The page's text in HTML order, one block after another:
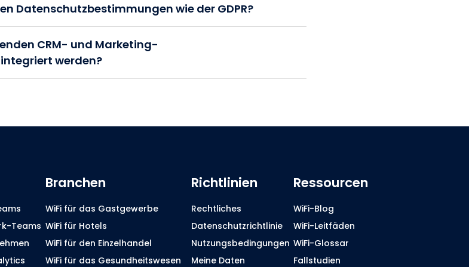
Datenschutzbestimmungen wie der GDPR?
CRM- und Marketing-
werden?
Teams
Branchen
WiFi für das Gastgewerbe
WiFi für Hotels
WiFi für den Einzelhandel
WiFi für das Gesundheitswesen
Richtlinien
Rechtliches
Datenschutzrichtlinie
Nutzungsbedingungen
Meine Daten
Ressourcen
WiFi-Blog
WiFi-Leitfäden
WiFi-Glossar
Fallstudien